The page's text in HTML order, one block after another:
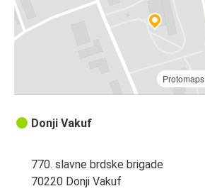
Protomaps
Donji Vakuf
770. slavne brdske brigade
70220 Donji Vakuf